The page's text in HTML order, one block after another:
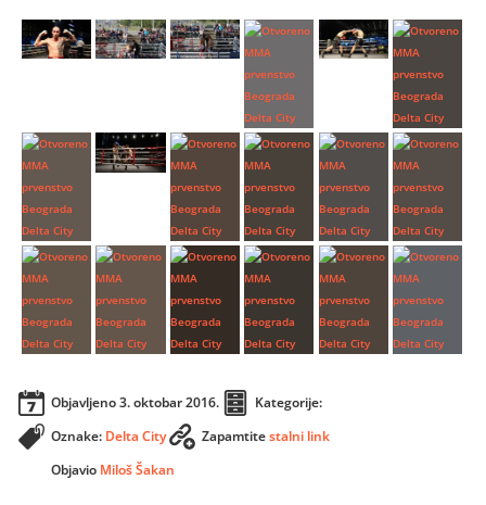
Objavljeno3. oktobar 2016.
Kategorije:
Oznake: Delta City Zapamtitestalni link
Objavio Miloš Šakan